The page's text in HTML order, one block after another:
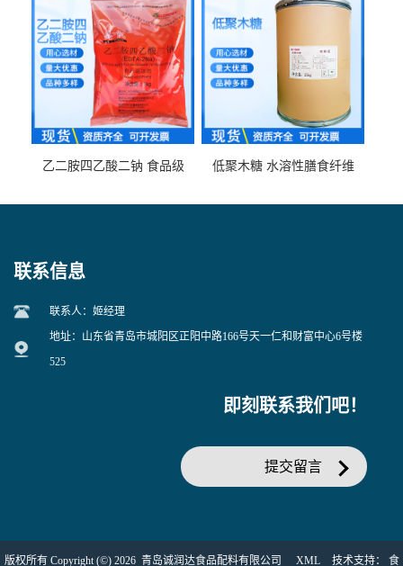
乙二胺四乙酸二钠 食品级
低聚木糖 水溶性膳食纤维
联系信息
联系人：姬经理
地址：山东省青岛市城阳区正阳中路166号天一仁和财富中心6号楼
525
即刻联系我们吧！
提交留言
版权所有 Copyright (©) 2026 青岛诚润达食品配料有限公司 XML 技术支持： 食